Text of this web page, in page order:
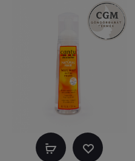
Kosárba